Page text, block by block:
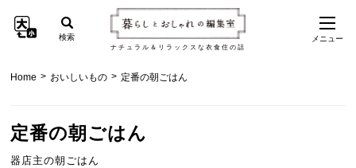
ナチュラル＆リラックスな衣食住の話
検索 メニュー
Home > おいしいもの > 定番の朝ごはん
定番の朝ごはん
器店主の朝ごはん